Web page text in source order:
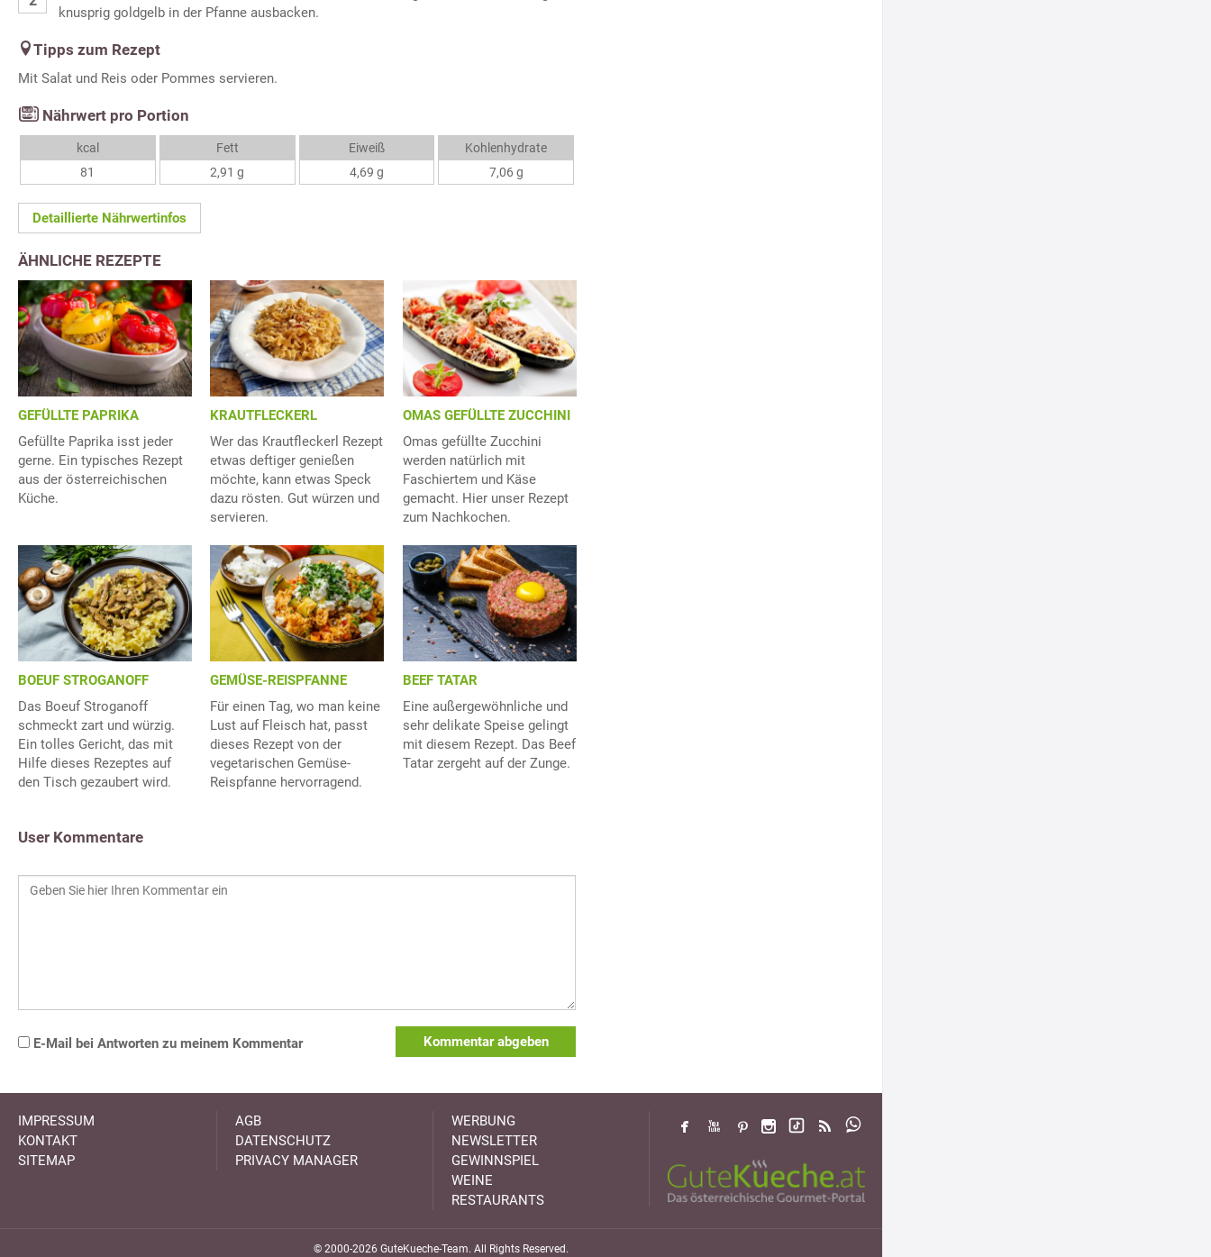
knusprig goldgelb in der Pfanne ausbacken.
Tipps zum Rezept
Mit Salat und Reis oder Pommes servieren.
Nährwert pro Portion
kcal
81
Fett
2,91 g
Eiweiß
4,69 g
Kohlenhydrate
7,06 g
Detaillierte Nährwertinfos
ÄHNLICHE REZEPTE
GEFÜLLTE PAPRIKA
Gefüllte Paprika isst jeder
gerne. Ein typisches Rezept
aus der österreichischen
Küche.
KRAUTFLECKERL
Wer das Krautfleckerl Rezept
etwas deftiger genießen
möchte, kann etwas Speck
dazu rösten. Gut würzen und
servieren.
OMAS GEFÜLLTE ZUCCHINI
Omas gefüllte Zucchini
werden natürlich mit
Faschiertem und Käse
gemacht. Hier unser Rezept
zum Nachkochen.
BOEUF STROGANOFF
Das Boeuf Stroganoff
schmeckt zart und würzig.
Ein tolles Gericht, das mit
Hilfe dieses Rezeptes auf
den Tisch gezaubert wird.
GEMÜSE-REISPFANNE
Für einen Tag, wo man keine
Lust auf Fleisch hat, passt
dieses Rezept von der
vegetarischen Gemüse-
Reispfanne hervorragend.
BEEF TATAR
Eine außergewöhnliche und
sehr delikate Speise gelingt
mit diesem Rezept. Das Beef
Tatar zergeht auf der Zunge.
User Kommentare
E-Mail bei Antworten zu meinem Kommentar Kommentar abgeben
IMPRESSUM
KONTAKT
SITEMAP
AGB
DATENSCHUTZ
PRIVACY MANAGER
WERBUNG
NEWSLETTER
GEWINNSPIEL
WEINE
RESTAURANTS
© 2000-2026 GuteKueche-Team. All Rights Reserved.